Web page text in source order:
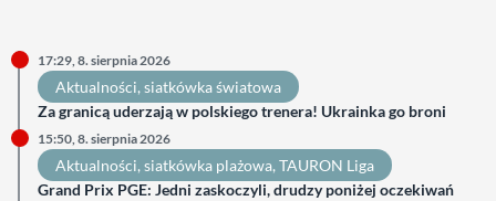
17:29, 8. sierpnia 2026
Aktualności, siatkówka światowa
Za granicą uderzają w polskiego trenera! Ukrainka go broni
15:50, 8. sierpnia 2026
Aktualności, siatkówka plażowa, TAURON Liga
Grand Prix PGE: Jedni zaskoczyli, drudzy poniżej oczekiwań